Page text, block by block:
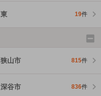
東 19件
狭山市 815件
深谷市 836件